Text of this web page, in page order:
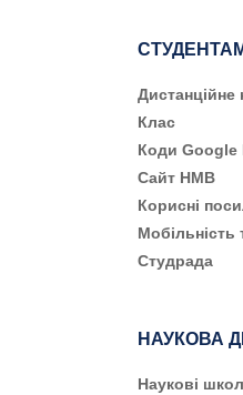
Дистанційне
Клас
Коди Google
Сайт НМВ
Корисні
Мобільність
Студрада
НАУКОВА
Наукові